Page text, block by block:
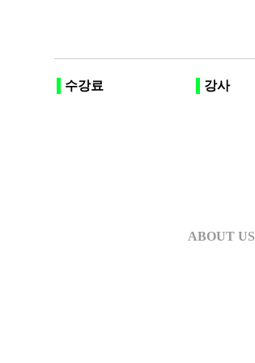
수강료 강사
ABOUT US